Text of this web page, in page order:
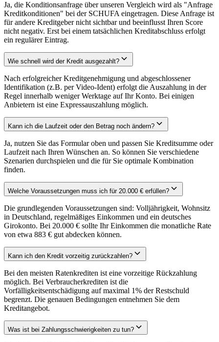
Ja, die Konditionsanfrage über unseren Vergleich wird als "Anfrage
Kreditkonditionen" bei der SCHUFA eingetragen. Diese Anfrage ist
für andere Kreditgeber nicht sichtbar und beeinflusst Ihren Score
nicht negativ. Erst bei einem tatsächlichen Kreditabschluss erfolgt
ein regulärer Eintrag.
Wie schnell wird der Kredit ausgezahlt?
Nach erfolgreicher Kreditgenehmigung und abgeschlossener
Identifikation (z.B. per Video-Ident) erfolgt die Auszahlung in der
Regel innerhalb weniger Werktage auf Ihr Konto. Bei einigen
Anbietern ist eine Expressauszahlung möglich.
Kann ich die Laufzeit oder den Betrag noch ändern?
Ja, nutzen Sie das Formular oben und passen Sie Kreditsumme oder
Laufzeit nach Ihren Wünschen an. So können Sie verschiedene
Szenarien durchspielen und die für Sie optimale Kombination
finden.
Welche Voraussetzungen muss ich für 20.000 € erfüllen?
Die grundlegenden Voraussetzungen sind: Volljährigkeit, Wohnsitz
in Deutschland, regelmäßiges Einkommen und ein deutsches
Girokonto. Bei 20.000 € sollte Ihr Einkommen die monatliche Rate
von etwa 883 € gut abdecken können.
Kann ich den Kredit vorzeitig zurückzahlen?
Bei den meisten Ratenkrediten ist eine vorzeitige Rückzahlung
möglich. Bei Verbraucherkrediten ist die
Vorfälligkeitsentschädigung auf maximal 1% der Restschuld
begrenzt. Die genauen Bedingungen entnehmen Sie dem
Kreditangebot.
Was ist bei Zahlungsschwierigkeiten zu tun?